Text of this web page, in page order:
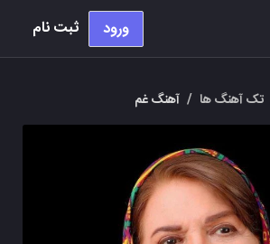
ورود ثبت نام
تک آهنگ ها / آهنگ غم